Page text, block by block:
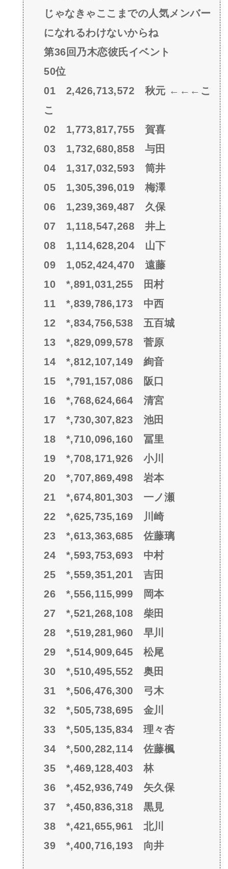
じゃなきゃここまでの人気メンバー
になれるわけないからね
第36回乃木恋彼氏イベント
50位
01 2,426,713,572 秋元 ←←←こ
こ
02 1,773,817,755 賀喜
03 1,732,680,858 与田
04 1,317,032,593 筒井
05 1,305,396,019 梅澤
06 1,239,369,487 久保
07 1,118,547,268 井上
08 1,114,628,204 山下
09 1,052,424,470 遠藤
10 *,891,031,255 田村
11 *,839,786,173 中西
12 *,834,756,538 五百城
13 *,829,099,578 菅原
14 *,812,107,149 絢音
15 *,791,157,086 阪口
16 *,768,624,664 清宮
17 *,730,307,823 池田
18 *,710,096,160 冨里
19 *,708,171,926 小川
20 *,707,869,498 岩本
21 *,674,801,303 一ノ瀬
22 *,625,735,169 川崎
23 *,613,363,685 佐藤璃
24 *,593,753,693 中村
25 *,559,351,201 吉田
26 *,556,115,999 岡本
27 *,521,268,108 柴田
28 *,519,281,960 早川
29 *,514,909,645 松尾
30 *,510,495,552 奥田
31 *,506,476,300 弓木
32 *,505,738,695 金川
33 *,505,135,834 理々杏
34 *,500,282,114 佐藤楓
35 *,469,128,403 林
36 *,452,936,749 矢久保
37 *,450,836,318 黒見
38 *,421,655,961 北川
39 *,400,716,193 向井